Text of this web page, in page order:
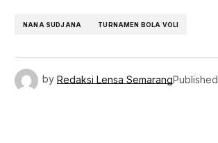
NANA SUDJANA TURNAMEN BOLA VOLI
by Redaksi Lensa SemarangPublished